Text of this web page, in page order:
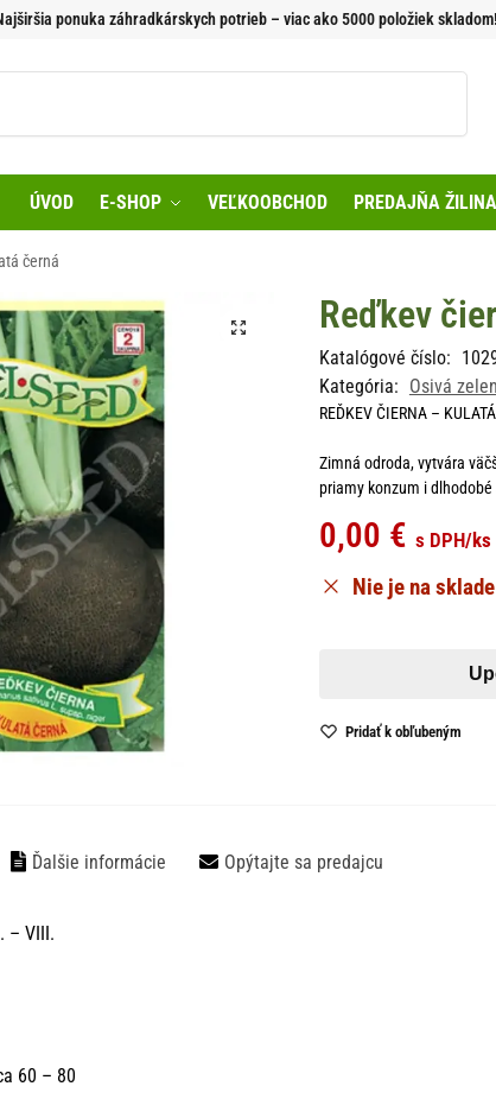
ponuka záhradkárskych potrieb – viac ako 5000 položiek skladom!
ÚVOD E-SHOP VEĽKOOBCHOD PREDAJŇA ŽILINA
černá
Reďkev
Katalógové číslo:
Kategória: Osivá
REĎKEV ČIERNA –
Zimná odroda, vytvára
priamy konzum i
0,00 € s DPH/ks
Nie je na sklade
Pridať k obľubeným
Ďalšie informácie Opýtajte sa predajcu
– VIII.
60 – 80